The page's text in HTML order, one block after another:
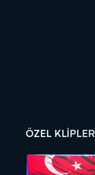
ÖZEL KLİPLER